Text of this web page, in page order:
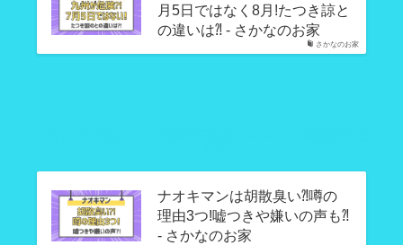
さかなのお家
月5日ではなく8月!たつき諒と
の違いは⁈ - さかなのお家
ナオキマンは胡散臭い⁈噂の
理由3つ!嘘つきや嫌いの声も⁈
- さかなのお家